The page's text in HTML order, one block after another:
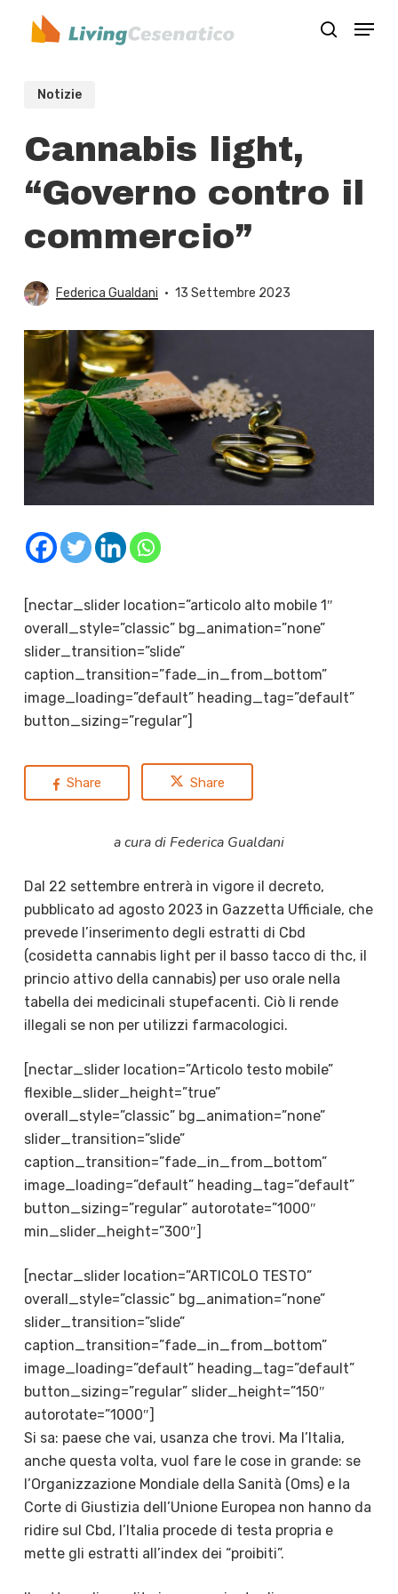
search
Menu
Notizie
Cannabis light,
“Governo contro il
commercio”
Federica Gualdani 13 Settembre 2023
[nectar_slider location=”articolo alto mobile 1″
overall_style=”classic” bg_animation=”none”
slider_transition=”slide”
caption_transition=”fade_in_from_bottom”
image_loading=”default” heading_tag=”default”
button_sizing=”regular”]
Share Share
a cura di Federica Gualdani
Dal 22 settembre entrerà in vigore il decreto,
pubblicato ad agosto 2023 in Gazzetta Ufficiale, che
prevede l’inserimento degli estratti di Cbd
(cosidetta cannabis light per il basso tacco di thc, il
princio attivo della cannabis) per uso orale nella
tabella dei medicinali stupefacenti. Ciò li rende
illegali se non per utilizzi farmacologici.
[nectar_slider location=”Articolo testo mobile”
flexible_slider_height=”true”
overall_style=”classic” bg_animation=”none”
slider_transition=”slide”
caption_transition=”fade_in_from_bottom”
image_loading=”default” heading_tag=”default”
button_sizing=”regular” autorotate=”1000″
min_slider_height=”300″]
[nectar_slider location=”ARTICOLO TESTO”
overall_style=”classic” bg_animation=”none”
slider_transition=”slide”
caption_transition=”fade_in_from_bottom”
image_loading=”default” heading_tag=”default”
button_sizing=”regular” slider_height=”150″
autorotate=”1000″]
Si sa: paese che vai, usanza che trovi. Ma l’Italia,
anche questa volta, vuol fare le cose in grande: se
l’Organizzazione Mondiale della Sanità (Oms) e la
Corte di Giustizia dell’Unione Europea non hanno da
ridire sul Cbd, l’Italia procede di testa propria e
mette gli estratti all’index dei “proibiti”.